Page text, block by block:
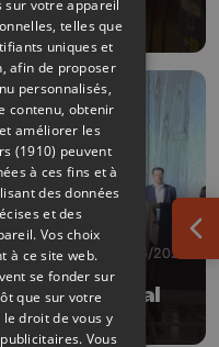
18/06/2026
visite au Val
votre appareil
telles que
uniques et
afin de proposer
personnalisés,
contenu, obtenir
améliorer les
(1910) peuvent
à ces fins et à
des données
et des
Vos choix
à ce site web.
se fonder sur
que sur votre
droit de vous y
. Vous